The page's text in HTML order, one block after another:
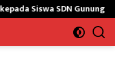
Gunung Susu